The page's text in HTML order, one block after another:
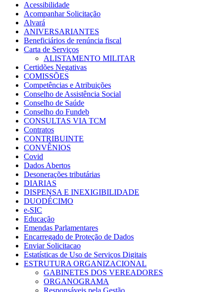
Acessibilidade
Acompanhar Solicitação
Alvará
ANIVERSARIANTES
Beneficiários de renúncia fiscal
Carta de Serviços
ALISTAMENTO MILITAR
Certidões Negativas
COMISSÕES
Competências e Atribuições
Conselho de Assistência Social
Conselho de Saúde
Conselho do Fundeb
CONSULTAS VIA TCM
Contratos
CONTRIBUINTE
CONVÊNIOS
Covid
Dados Abertos
Desonerações tributárias
DIARIAS
DISPENSA E INEXIGIBILIDADE
DUODÉCIMO
e-SIC
Educação
Emendas Parlamentares
Encarregado de Proteção de Dados
Enviar Solicitacao
Estatísticas de Uso de Serviços Digitais
ESTRUTURA ORGANIZACIONAL
GABINETES DOS VEREADORES
ORGANOGRAMA